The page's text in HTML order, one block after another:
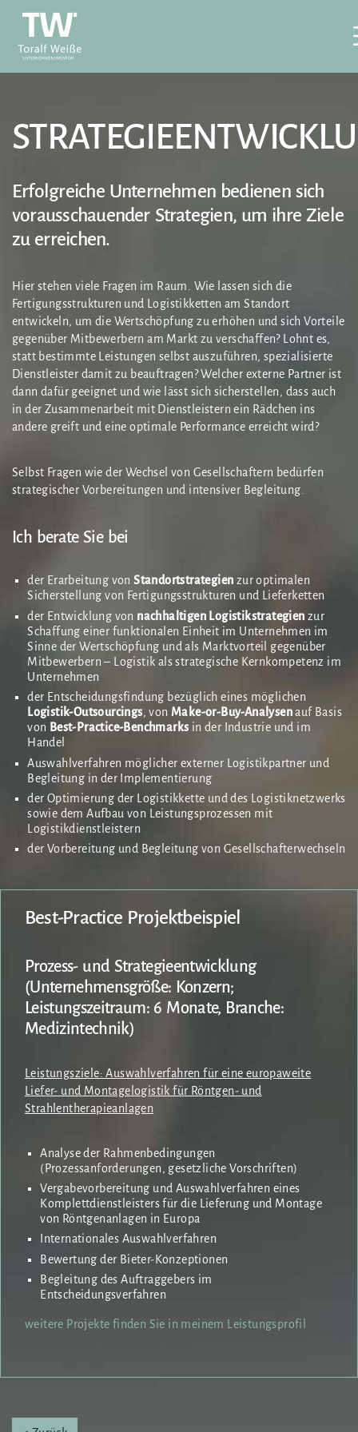
Erfolgreiche Unternehmen bedienen sich
vorausschauender Strategien, um ihre Ziele
zu erreichen.
Hier stehen viele Fragen im Raum. Wie lassen sich die
Fertigungsstrukturen und Logistikketten am Standort
entwickeln, um die Wertschöpfung zu erhöhen und sich Vorteile
gegenüber Mitbewerbern am Markt zu verschaffen? Lohnt es,
statt bestimmte Leistungen selbst auszuführen, spezialisierte
Dienstleister damit zu beauftragen? Welcher externe Partner ist
dann dafür geeignet und wie lässt sich sicherstellen, dass auch
in der Zusammenarbeit mit Dienstleistern ein Rädchen ins
andere greift und eine optimale Performance erreicht wird?
Selbst Fragen wie der Wechsel von Gesellschaftern bedürfen
strategischer Vorbereitungen und intensiver Begleitung.
Ich berate Sie bei
der Erarbeitung vonStandortstrategien zur optimalen
Sicherstellung von Fertigungsstrukturen und Lieferketten
der Entwicklung von nachhaltigen Logistikstrategien zur
Schaffung einer funktionalen Einheit im Unternehmen im
Sinne der Wertschöpfung und als Marktvorteil gegenüber
Mitbewerbern – Logistik als strategische Kernkompetenz im
Unternehmen
der Entscheidungsfindung bezüglich eines möglichen
Logistik-Outsourcings, von Make-or-Buy-Analysenauf Basis
von Best-Practice-Benchmarks in der Industrie und im
Handel
Auswahlverfahren möglicher externer Logistikpartner und
Begleitung in der Implementierung
der Optimierung der Logistikkette und des Logistiknetzwerks
sowie dem Aufbau von Leistungsprozessen mit
Logistikdienstleistern
der Vorbereitung und Begleitung von Gesellschafterwechseln
Best-Practice Projektbeispiel
Prozess- und Strategieentwicklung
(Unternehmensgröße: Konzern;
Leistungszeitraum: 6 Monate, Branche:
Medizintechnik)
Leistungsziele: Auswahlverfahren für eine europaweite
Liefer- und Montagelogistik für Röntgen- und
Strahlentherapieanlagen
Analyse der Rahmenbedingungen
(Prozessanforderungen, gesetzliche Vorschriften)
Vergabevorbereitung und Auswahlverfahren eines
Komplettdienstleisters für die Lieferung und Montage
von Röntgenanlagen in Europa
Internationales Auswahlverfahren
Bewertung der Bieter-Konzeptionen
Begleitung des Auftraggebers im
Entscheidungsverfahren
weitere Projekte finden Sie in meinem Leistungsprofil